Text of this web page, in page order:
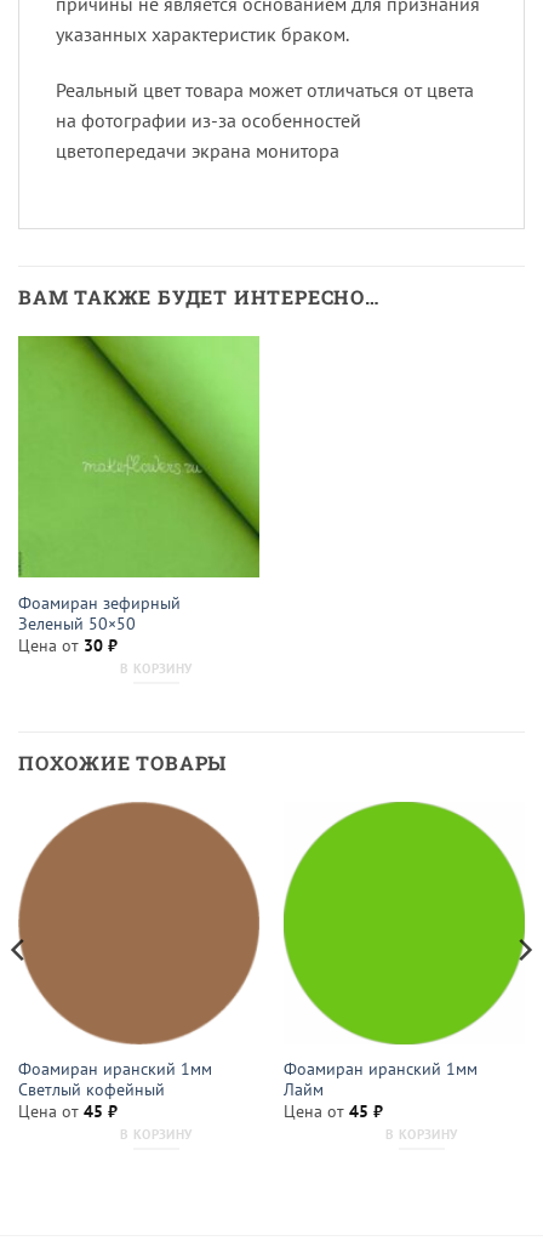
указанных характеристик браком.
Реальный цвет товара может отличаться от цвета
на фотографии из-за особенностей
цветопередачи экрана монитора
ВАМ ТАКЖЕ БУДЕТ ИНТЕРЕСНО…
Фоамиран зефирный
Зеленый 50×50
Цена от 30 ₽
В КОРЗИНУ
ПОХОЖИЕ ТОВАРЫ
Фоамиран иранский 1мм
Светлый кофейный
Цена от 45 ₽
В КОРЗИНУ
Фоамиран иранский 1мм
Лайм
Цена от 45 ₽
В КОРЗИНУ